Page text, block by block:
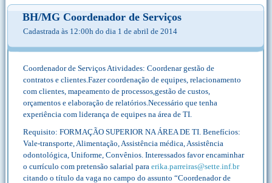
BH/MG Coordenador de Serviços
Cadastrada às 12:00h do dia 1 de abril de 2014
Coordenador de Serviços Atividades: Coordenar gestão de
contratos e clientes.Fazer coordenação de equipes, relacionamento
com clientes, mapeamento de processos,gestão de custos,
orçamentos e elaboração de relatórios.Necessário que tenha
experiência com liderança de equipes na área de TI.
Requisito: FORMAÇÃO SUPERIOR NA ÁREA DE TI. Benefícios:
Vale-transporte, Alimentação, Assistência médica, Assistência
odontológica, Uniforme, Convênios. Interessados favor encaminhar
o currículo com pretensão salarial para erika.parreiras@sette.inf.br
citando o título da vaga no campo do assunto “Coordenador de